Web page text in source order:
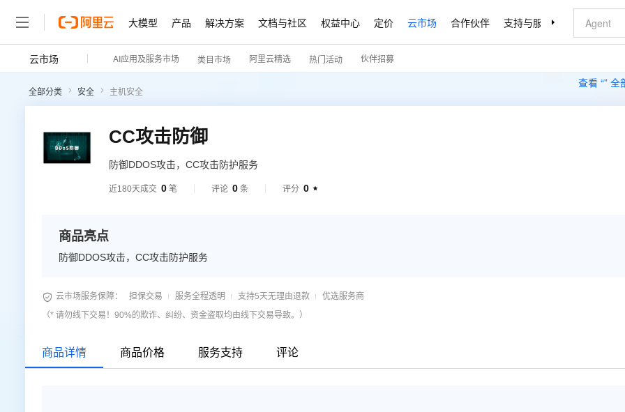
大模型 产品 解决方案 文档与社区 权益中心 定价 云市场 合作伙伴 支持与服务 了解阿里云
查看 “” 全
云市场 AI应用及服务市场 类目市场 阿里云精选 热门活动 伙伴招募
全部分类 安全 主机安全
CC攻击防御
防御DDOS攻击，CC攻击防护服务
近180天成交 0 笔 评论 0 条 评分 0 
商品亮点
防御DDOS攻击，CC攻击防护服务
 云市场服务保障： 担保交易 服务全程透明 支持5天无理由退款
优选服务商
（* 请勿线下交易！90%的欺诈、纠纷、资金盗取均由线下交易导致。）
商品详情 商品价格 服务支持 评论